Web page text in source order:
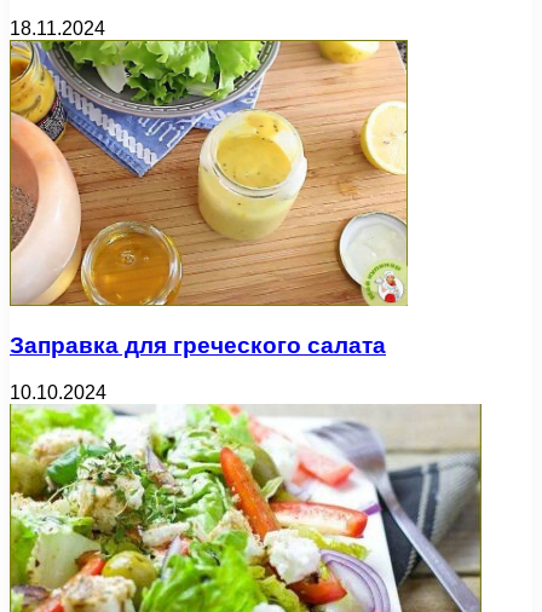
18.11.2024
Заправка для греческого салата
10.10.2024